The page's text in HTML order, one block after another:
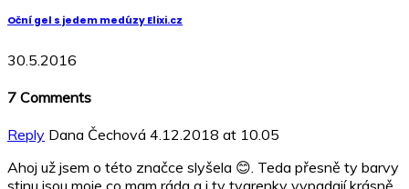
Oční gel s jedem medúzy Elixi.cz
30.5.2016
7 Comments
Reply Dana Čechová 4.12.2018 at 10.05
Ahoj už jsem o této značce slyšela 😊. Teda přesně ty barvy